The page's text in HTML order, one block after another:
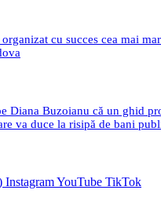
cu succes cea mai
Diana Buzoianu că un ghid
va duce la risipă de bani
InstagramYouTube TikTok